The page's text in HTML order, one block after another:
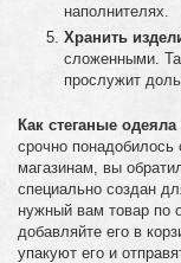
наполнителях.
Хранить
сложенными.
прослужит
Как стеганые
срочно понадобилось
магазинам, вы
специально создан
нужный вам товар по
добавляйте его в
упакуют его и